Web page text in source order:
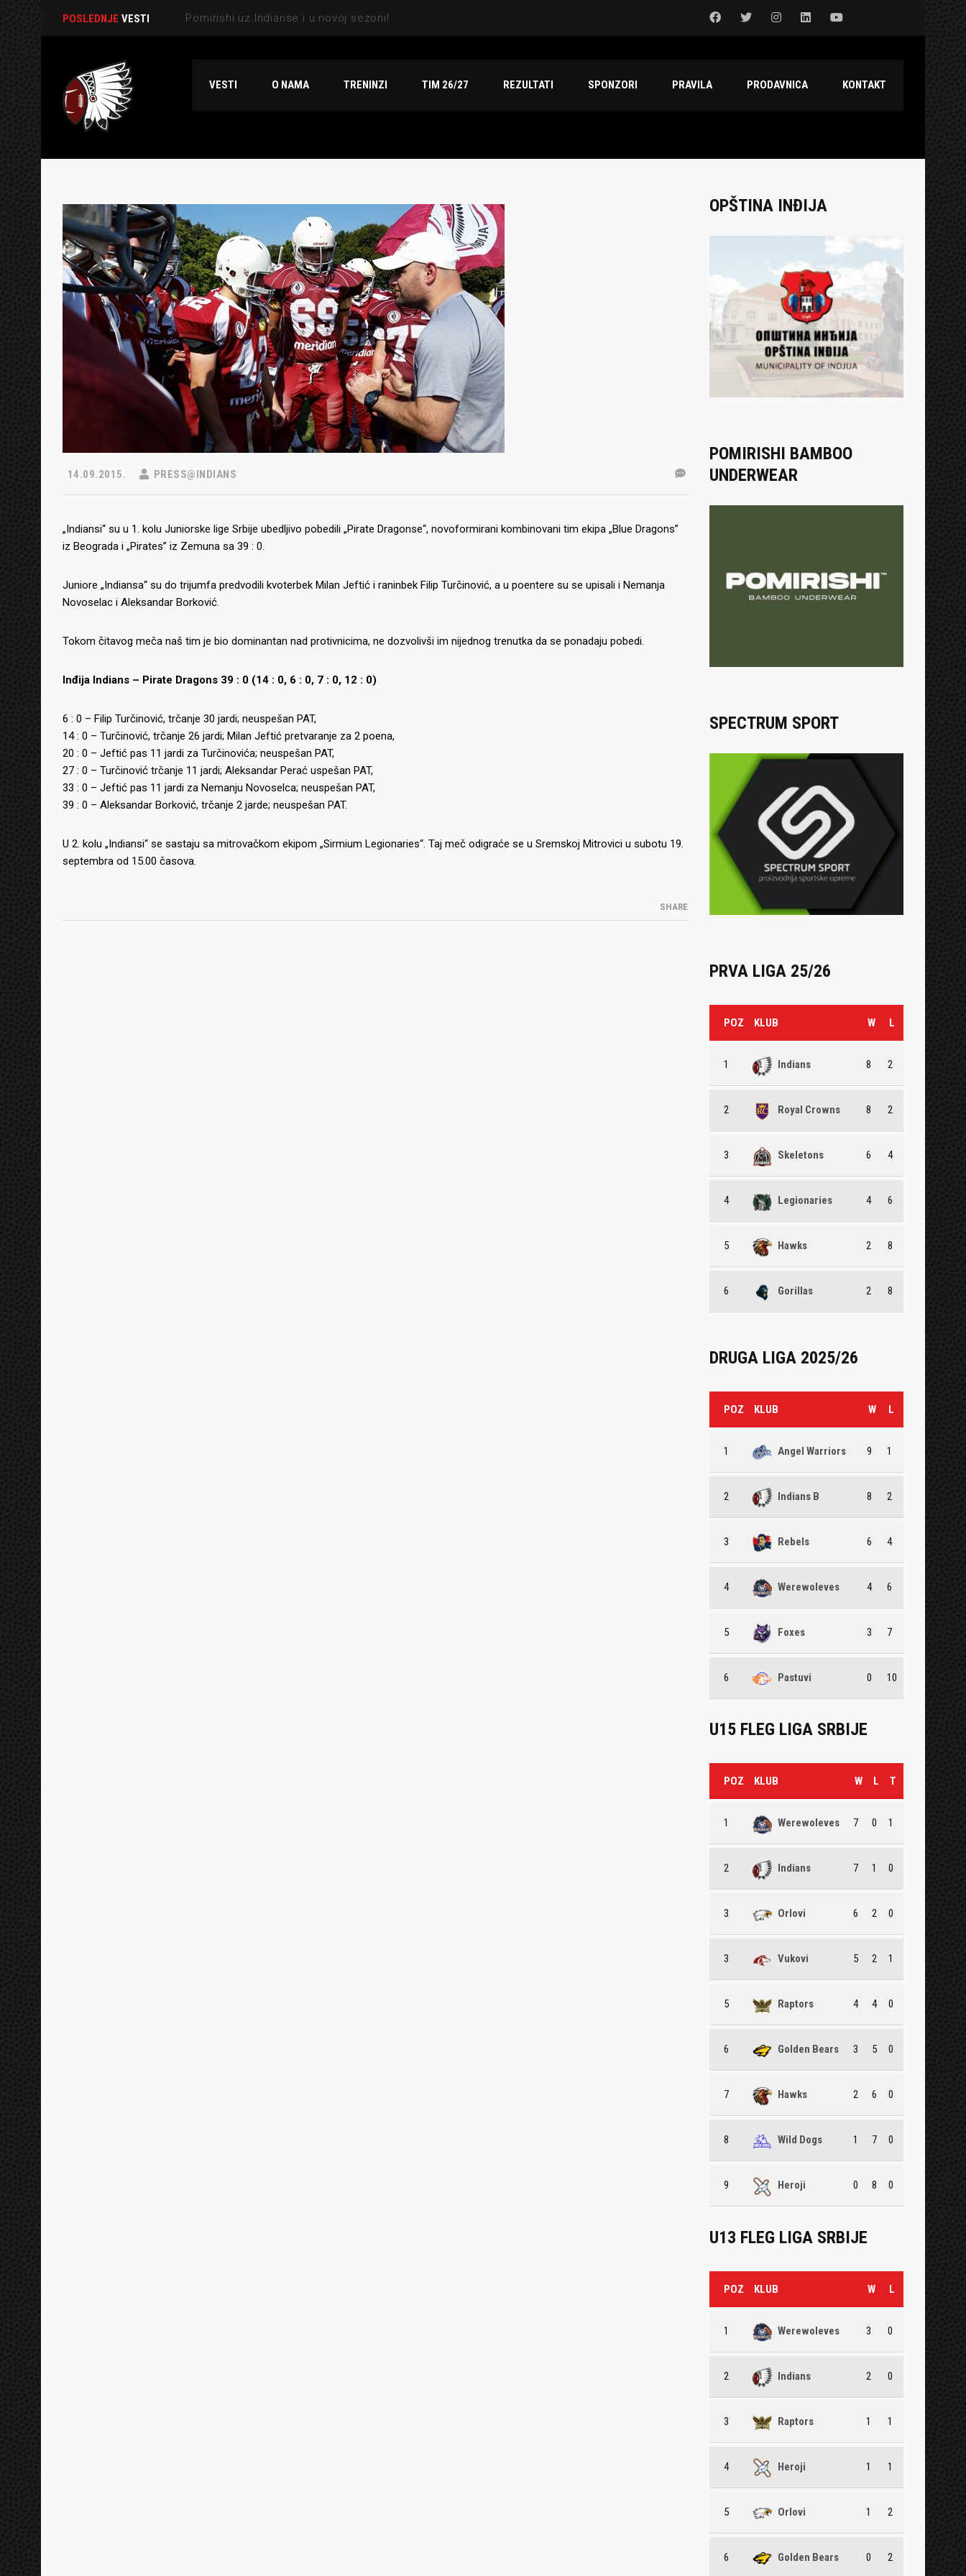
POSLEDNJE VESTI
VESTI O NAMA TRENINZI TIM 26/27 REZULTATI SPONZORI PRAVILA PRODAVNICA KONTAKT
14.09.2015. PRESS@INDIANS
„Indiansi“ su u 1. kolu Juniorske lige Srbije ubedljivo pobedili „Pirate Dragonse“, novoformirani kombinovani tim ekipa „Blue Dragons”
iz Beograda i „Pirates” iz Zemuna sa 39 : 0.
Juniore „Indiansa“ su do trijumfa predvodili kvoterbek Milan Jeftić i raninbek Filip Turčinović, a u poentere su se upisali i Nemanja
Novoselac i Aleksandar Borković.
Tokom čitavog meča naš tim je bio dominantan nad protivnicima, ne dozvolivši im nijednog trenutka da se ponadaju pobedi.
Inđija Indians – Pirate Dragons 39 : 0 (14 : 0, 6 : 0, 7 : 0, 12 : 0)
6 : 0 – Filip Turčinović, trčanje 30 jardi; neuspešan PAT,
14 : 0 – Turčinović, trčanje 26 jardi; Milan Jeftić pretvaranje za 2 poena,
20 : 0 – Jeftić pas 11 jardi za Turčinovića; neuspešan PAT,
27 : 0 – Turčinović trčanje 11 jardi; Aleksandar Perać uspešan PAT,
33 : 0 – Jeftić pas 11 jardi za Nemanju Novoselca; neuspešan PAT,
39 : 0 – Aleksandar Borković, trčanje 2 jarde; neuspešan PAT.
U 2. kolu „Indiansi“ se sastaju sa mitrovačkom ekipom „Sirmium Legionaries“. Taj meč odigraće se u Sremskoj Mitrovici u subotu 19.
septembra od 15.00 časova.
SHARE
OPŠTINA INĐIJA
POMIRISHI BAMBOO
UNDERWEAR
SPECTRUM SPORT
PRVA LIGA 25/26
POZ KLUB W L
1 Indians 8 2
2 Royal Crowns 8 2
3 Skeletons 6 4
4 Legionaries 4 6
5 Hawks 2 8
6 Gorillas 2 8
DRUGA LIGA 2025/26
POZ KLUB W L
1 Angel Warriors 9 1
2 Indians B 8 2
3 Rebels 6 4
4 Werewoleves 4 6
5 Foxes 3 7
6 Pastuvi 0 10
U15 FLEG LIGA SRBIJE
POZ KLUB W L T
1 Werewoleves 7 0 1
2 Indians 7 1 0
3 Orlovi 6 2 0
3 Vukovi 5 2 1
5 Raptors 4 4 0
6 Golden Bears 3 5 0
7 Hawks 2 6 0
8 Wild Dogs 1 7 0
9 Heroji 0 8 0
U13 FLEG LIGA SRBIJE
POZ KLUB W L
1 Werewoleves 3 0
2 Indians 2 0
3 Raptors 1 1
4 Heroji 1 1
5 Orlovi 1 2
6 Golden Bears 0 2